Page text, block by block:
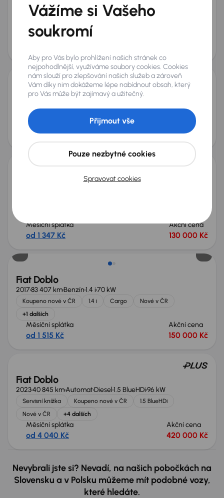
2012 155 813 km 1.4 T Natural Power
Koupeno nové v ČR 1.4 T Natural Power
Cargo
STK do 05/2028
Měsíční splátka
Fiat Doblo
1.3 MultiJet
Měsíční splátka
od 846 Kč
Akční cena
70 000 Kč
Možnost odpočtu DPH
Měsíční splátka
od 1 347 Kč
Akční cena
130 000 Kč
Fiat Doblo
201783 407 kmBenzín1.4 i70 kW
Koupeno nové v ČR 1.4 i Cargo
Nové v ČR
+1 dalších
Měsíční splátka
od 1 515 Kč
Akční cena
150 000 Kč
Nově v nabídce
Fiat Doblo
202340 845 kmAutomatDiesel1.5 BlueHDi96 kW
Servisní knížka Koupeno nové v ČR
1.5 BlueHDi
Nové v ČR
+4 dalších
Měsíční splátka
od 4 040 Kč
Akční cena
420 000 Kč
Nevybrali jste si? Nevadí, na našich pobočkách na
Slovensku a v Polsku můžeme mít podobné vozy,
které hledáte.
Vážíme si Vašeho
soukromí
Aby pro Vás bylo prohlížení našich stránek co
nejpohodlnější, využíváme soubory cookies. Cookies
nám slouží pro zlepšování našich služeb a zároveň
Vám díky nim dokážeme lépe nabídnout obsah, který
pro Vás může být zajímavý a užitečný.
Spravovat cookies
Pouze nezbytné cookies
Přijmout vše